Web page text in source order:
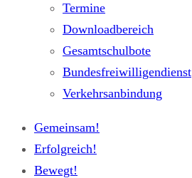
Termine
Downloadbereich
Gesamtschulbote
Bundesfreiwilligendienst
Verkehrsanbindung
Gemeinsam!
Erfolgreich!
Bewegt!